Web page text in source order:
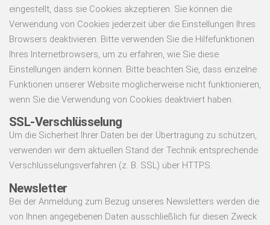
eingestellt, dass sie Cookies akzeptieren. Sie können die
Verwendung von Cookies jederzeit über die Einstellungen Ihres
Browsers deaktivieren. Bitte verwenden Sie die Hilfefunktionen
Ihres Internetbrowsers, um zu erfahren, wie Sie diese
Einstellungen ändern können. Bitte beachten Sie, dass einzelne
Funktionen unserer Website möglicherweise nicht funktionieren,
wenn Sie die Verwendung von Cookies deaktiviert haben.
SSL-Verschlüsselung
Um die Sicherheit Ihrer Daten bei der Übertragung zu schützen,
verwenden wir dem aktuellen Stand der Technik entsprechende
Verschlüsselungsverfahren (z. B. SSL) über HTTPS.
Newsletter
Bei der Anmeldung zum Bezug unseres Newsletters werden die
von Ihnen angegebenen Daten ausschließlich für diesen Zweck